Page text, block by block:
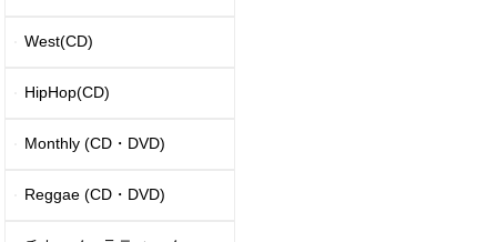
West(CD)
HipHop(CD)
Monthly (CD・DVD)
Reggae (CD・DVD)